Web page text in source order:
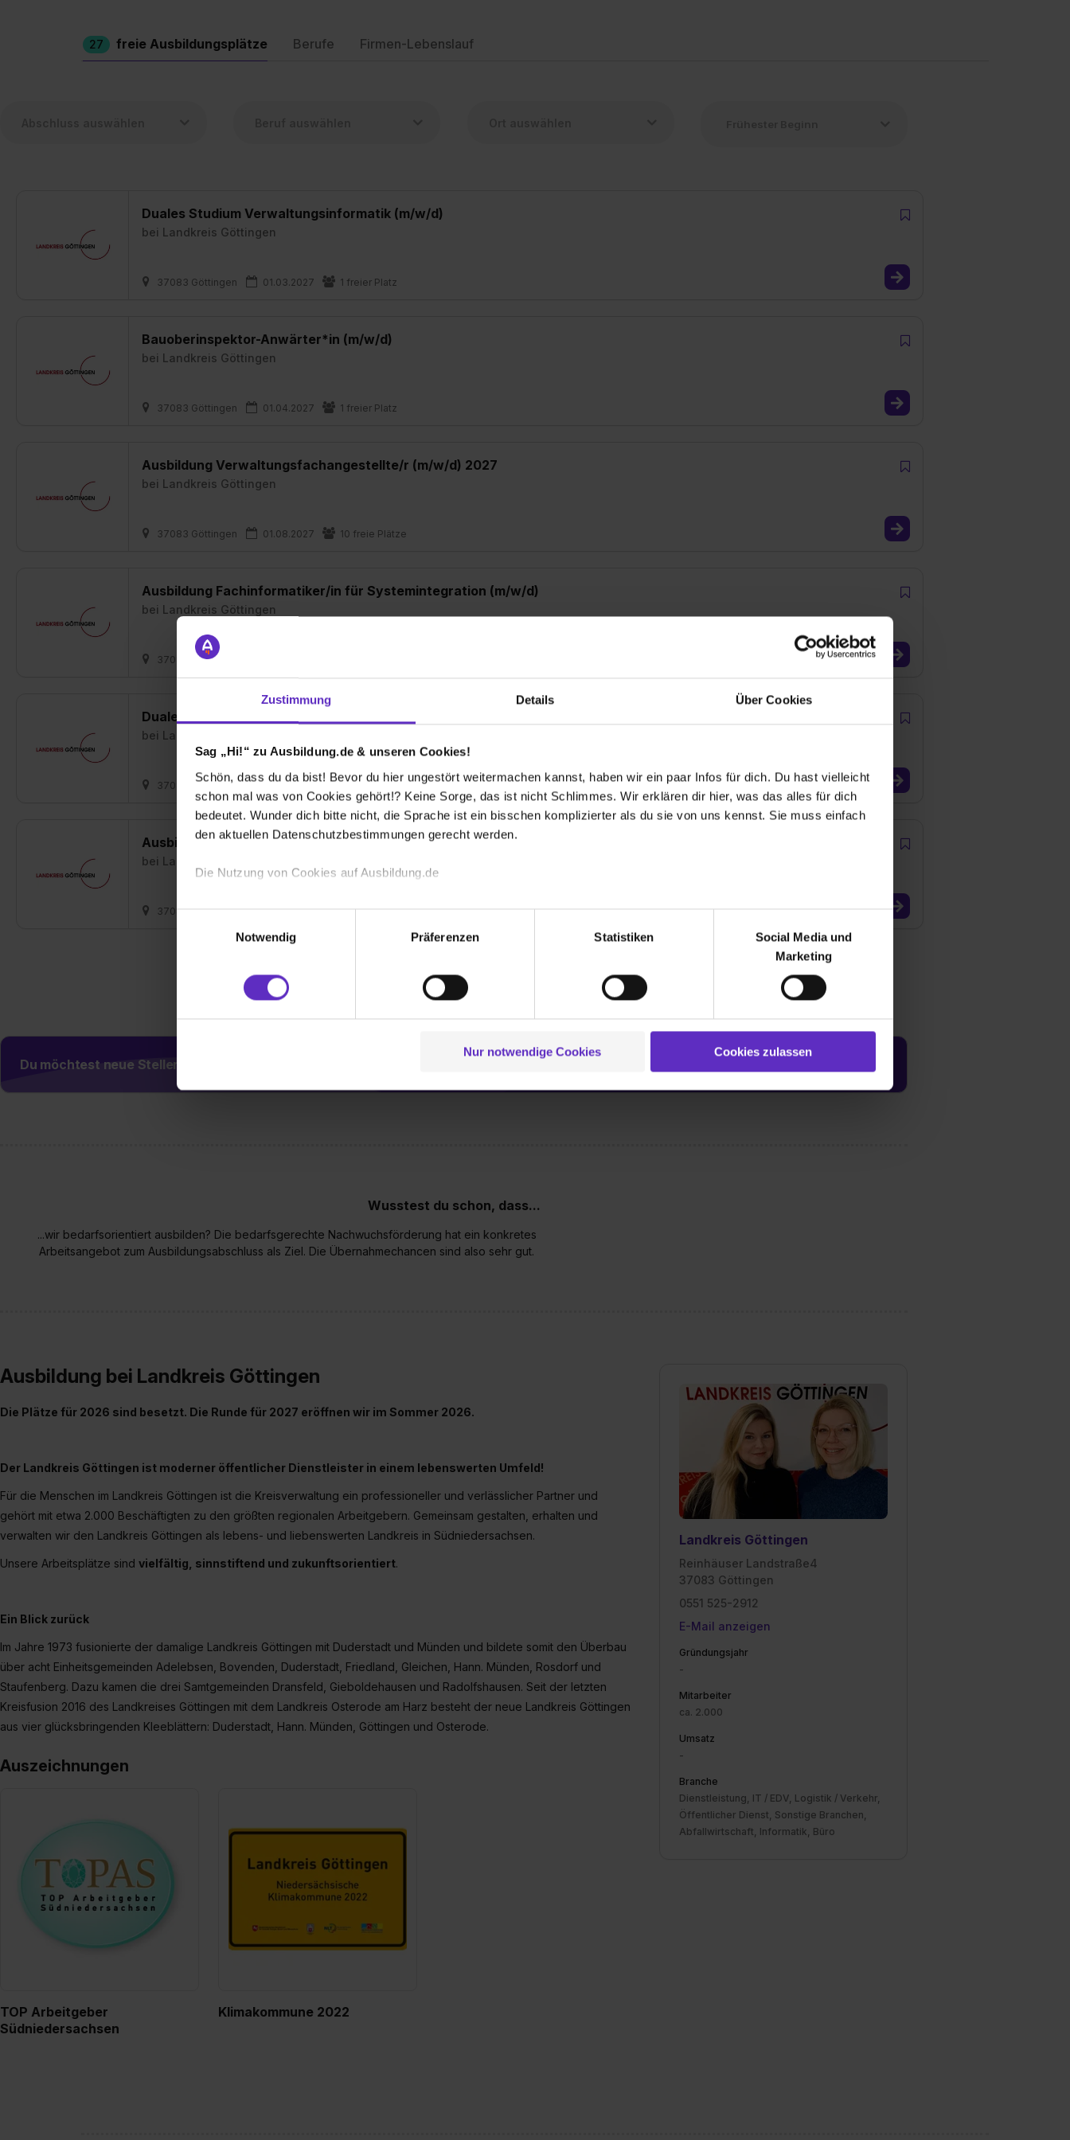
Zustimmung Details Über Cookies
Sag „Hi!“ zu Ausbildung.de & unseren Cookies!
Schön, dass du da bist! Bevor du hier ungestört weitermachen kannst, haben wir ein paar Infos für dich. Du hast vielleicht
schon mal was von Cookies gehört!? Keine Sorge, das ist nicht Schlimmes. Wir erklären dir hier, was das alles für dich
bedeutet. Wunder dich bitte nicht, die Sprache ist ein bisschen komplizierter als du sie von uns kennst. Sie muss einfach
den aktuellen Datenschutzbestimmungen gerecht werden.
Die Nutzung von Cookies auf Ausbildung.de
Wir verwenden Cookies zur technischen Funktion unserer Webseite („Notwendig“), um von dir bei Benutzung der
Webseite getroffenen Einstellungen zu speichern ( „Präferenzen“), die Zugriffe auf unsere Webseite zu analysieren
(„Statistiken“), um Informationen zu deiner Verwendung unserer Website an unsere Partner für soziale Medien, Werbung
und Analysen weiterzugeben und um Inhalte und Anzeigen zu personalisieren („Social Media und Marketing“). Unsere
Partner führen diese Informationen möglicherweise mit weiteren Daten zusammen, die du ihnen bereitgestellt hast oder die
zu. . In diesem Fall sowie bei der separaten Aktivierung von „Social Media und Marketing“ bist du auch damit
einverstanden, dass dir nach Setzen der Cookies externe Inhalte (z.B. Videos oder Posts) angezeigt und hierfür
„Datenschutz-Einstellungen“ widerrufen. Weitere Informationen zu den einzelnen Cookies findest du durch Klick auf
„Details zeigen“. Weitere Informationen:Datenschutzerklärung
Notwendig
Präferenzen Statistiken
Social Media und
Marketing
Nur notwendige Cookies Cookies zulassen
27 freie Ausbildungsplätze Berufe Firmen-Lebenslauf
Duales Studium Verwaltungsinformatik (m/w/d)
bei Landkreis Göttingen
37083 Göttingen 01.03.2027 1 freier Platz
Bauoberinspektor-Anwärter*in (m/w/d)
bei Landkreis Göttingen
37083 Göttingen 01.04.2027 1 freier Platz
Ausbildung Verwaltungsfachangestellte/r (m/w/d) 2027
bei Landkreis Göttingen
37083 Göttingen 01.08.2027 10 freie Plätze
Ausbildung Fachinformatiker/in für Systemintegration (m/w/d)
bei Landkreis Göttingen
37083 Göttingen
Duales Studium Verwaltung (m/w/d)
bei Landkreis Göttingen
37083 Göttingen 01.08.2027 10 freie Plätze
Ausbildung Straßenwärter/in (m/w/d)
bei Landkreis Göttingen
37083 Göttingen 01.08.2027 1 freier Platz
Du möchtest neue Stellen automatisch zugeschickt bekommen?
Wusstest du schon, dass...
...wir bedarfsorientiert ausbilden? Die bedarfsgerechte Nachwuchsförderung hat ein konkretes
Arbeitsangebot zum Ausbildungsabschluss als Ziel. Die Übernahmechancen sind also sehr gut.
Landkreis Göttingen
Reinhäuser Landstraße4
37083 Göttingen
0551 525-2912
E-Mail anzeigen
Gründungsjahr
-
Mitarbeiter
ca. 2.000
Umsatz
-
Branche
Dienstleistung, IT / EDV, Logistik / Verkehr,
Öffentlicher Dienst, Sonstige Branchen,
Abfallwirtschaft, Informatik, Büro
Ausbildung bei Landkreis Göttingen
Die Plätze für 2026 sind besetzt. Die Runde für 2027 eröffnen wir im Sommer 2026.
Der Landkreis Göttingen ist moderner öffentlicher Dienstleister in einem lebenswerten Umfeld!
Für die Menschen im Landkreis Göttingen ist die Kreisverwaltung ein professioneller und verlässlicher Partner und
gehört mit etwa 2.000 Beschäftigten zu den größten regionalen Arbeitgebern. Gemeinsam gestalten, erhalten und
verwalten wir den Landkreis Göttingen als lebens- und liebenswerten Landkreis in Südniedersachsen.
Unsere Arbeitsplätze sind vielfältig, sinnstiftend und zukunftsorientiert.
Ein Blick zurück
Im Jahre 1973 fusionierte der damalige Landkreis Göttingen mit Duderstadt und Münden und bildete somit den Überbau
über acht Einheitsgemeinden Adelebsen, Bovenden, Duderstadt, Friedland, Gleichen, Hann. Münden, Rosdorf und
Staufenberg. Dazu kamen die drei Samtgemeinden Dransfeld, Gieboldehausen und Radolfshausen. Seit der letzten
Kreisfusion 2016 des Landkreises Göttingen mit dem Landkreis Osterode am Harz besteht der neue Landkreis Göttingen
aus vier glücksbringenden Kleeblättern: Duderstadt, Hann. Münden, Göttingen und Osterode.
Auszeichnungen
TOP Arbeitgeber
Südniedersachsen
Klimakommune 2022